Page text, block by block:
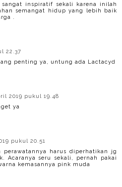
sangat inspiratif sekali karena inilah
semangat hidup yang lebih baik
.
22.37
penting ya, untung ada Lactacyd
2019 pukul 19.48
ya
pukul 20.51
perawatannya harus diperhatikan jg
Acaranya seru sekali, pernah pakai
kemasannya pink muda